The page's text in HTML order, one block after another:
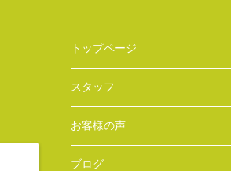
トップページ
スタッフ
お客様の声
ブログ